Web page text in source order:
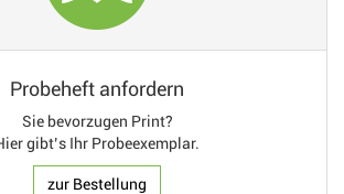
Probeheft anfordern
Sie bevorzugen Print?
gibt’s Ihr Probeexemplar.
zur Bestellung